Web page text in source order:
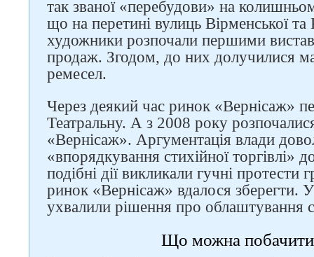
так званої «перебудови» на
що на перетині вулиць Вірменської та
художники розпочали першими
продаж. Згодом, до них долучилися
ремесел.
Через деякий час ринок «Вернісаж»
Театральну. А з 2008 року
«Вернісаж». Аргументація влади
«впорядкування стихійної торгівлі»
подібні дії викликали гучні протести
ринок «Вернісаж» вдалося
ухвалили рішення про облаштування
Що можна